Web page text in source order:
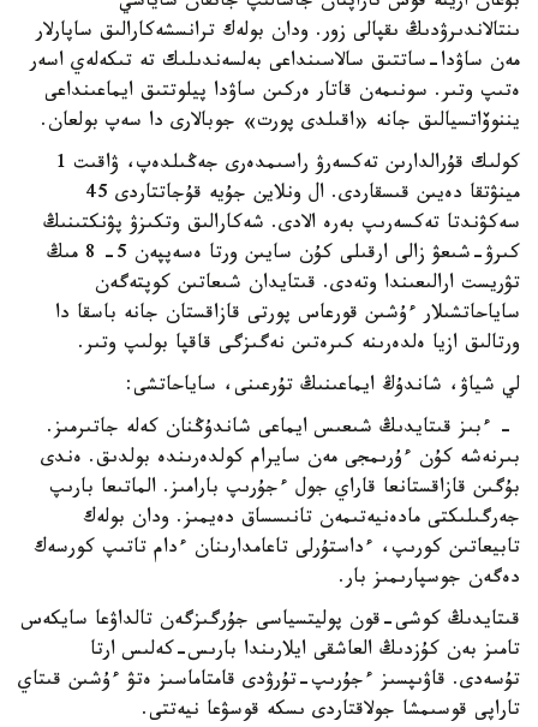
ىنتالاندىرۋدىڭ ىقپالى زور. ودان بولەك ترانسشەكارالىق ساپارلار
مەن ساۋدا-ساتتىق سالاسىنداعى بەلسەندىلىك تە تىكەلەي اسەر
ەتىپ وتىر. سونىمەن قاتار ەركىن ساۋدا پيلوتتىق ايماعىنداعى
يننوۆاتسيالىق جانە «اقىلدى پورت» جوبالارى دا سەپ بولعان.
كولىك قۇرالدارىن تەكسەرۋ راسىمدەرى جەڭىلدەپ، ۋاقىت 1
مينۋتقا دەيىن قىسقاردى. ال ونلاين جۇيە قۇجاتتاردى 45
سەكۋندتا تەكسەرىپ بەرە الادى. شەكارالىق وتكىزۋ پۋنكتىنىڭ
كىرۋ-شىعۋ زالى ارقىلى كۇن سايىن ورتا ەسەپپەن 5- 8 مىڭ
تۋريست ارالىعىندا وتەدى. قىتايدان شىعاتىن كوپتەگەن
ساياحاتشىلار ءۇشىن قورعاس پورتى قازاقستان جانە باسقا دا
ورتالىق ازيا ەلدەرىنە كىرەتىن نەگىزگى قاقپا بولىپ وتىر.
لي شياۋ، شاندۇڭ ايماعىنىڭ تۇرعىنى، ساياحاتشى:
- ءبىز قىتايدىڭ شىعىس ايماعى شاندۇڭنان كەلە جاتىرمىز.
بىرنەشە كۇن ءۇرىمجى مەن سايرام كولدەرىندە بولدىق. ەندى
بۇگىن قازاقستانعا قاراي جول ءجۇرىپ بارامىز. الماتىعا بارىپ
جەرگىلىكتى مادەنيەتىمەن تانىسساق دەيمىز. ودان بولەك
تابيعاتىن كورىپ، ءداستۇرلى تاعامدارىنان ءدام تاتىپ كورسەك
دەگەن جوسپارىمىز بار.
قىتايدىڭ كوشى-قون پوليتسياسى جۇرگىزگەن تالداۋعا سايكەس
تامىز بەن كۇزدىڭ العاشقى ايلارىندا بارىس-كەلىس ارتا
تۇسەدى. قاۋىپسىز ءجۇرىپ-تۇرۋدى قامتاماسىز ەتۋ ءۇشىن قىتاي
تاراپى قوسىمشا جولاقتاردى ىسكە قوسۋعا نيەتتى.